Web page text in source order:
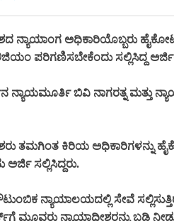
ನ್ಯಾಯಾಂಗ ಅಧಿಕಾರಿಯೊಬ್ಬರು
ಪರಿಗಣಿಸಬೇಕೆಂದು ಸಲ್ಲಿಸಿದ್ದ
ನ್ಯಾಯಮೂರ್ತಿ ಬಿವಿ ನಾಗರತ್ನ ಮತ್ತು
ತಮಗಿಂತ ಕಿರಿಯ ಅಧಿಕಾರಿಗಳನ್ನು
ಅರ್ಜಿ ಸಲ್ಲಿಸಿದ್ದರು.
ನ್ಯಾಯಾಲಯದಲ್ಲಿ ಸೇವೆ
ಮೂವರು ನ್ಯಾಯಾಧೀಶರನ್ನು ಬಡ್ತಿ